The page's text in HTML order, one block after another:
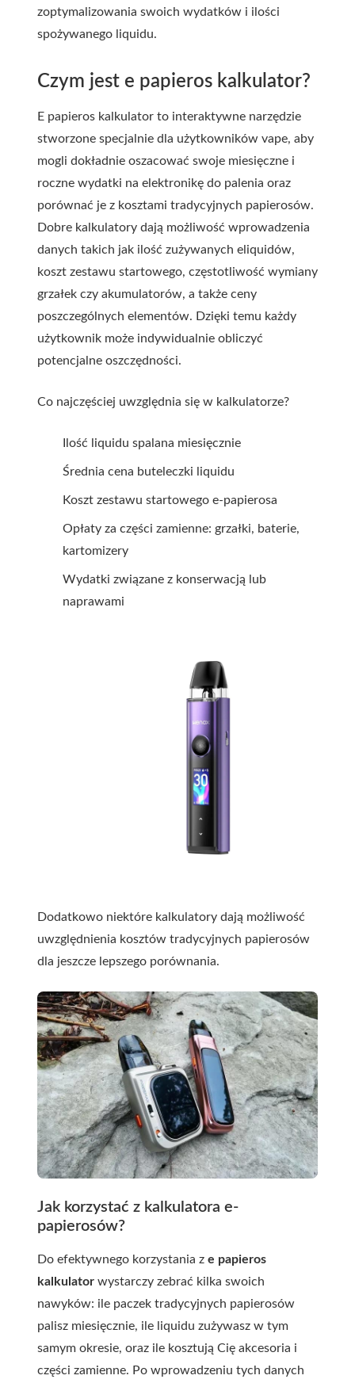
zoptymalizowania swoich wydatków i ilości
spożywanego liquidu.
Czym jest e papieros kalkulator?
E papieros kalkulator to interaktywne narzędzie
stworzone specjalnie dla użytkowników vape, aby
mogli dokładnie oszacować swoje miesięczne i
roczne wydatki na elektronikę do palenia oraz
porównać je z kosztami tradycyjnych papierosów.
Dobre kalkulatory dają możliwość wprowadzenia
danych takich jak ilość zużywanych eliquidów,
koszt zestawu startowego, częstotliwość wymiany
grzałek czy akumulatorów, a także ceny
poszczególnych elementów. Dzięki temu każdy
użytkownik może indywidualnie obliczyć
potencjalne oszczędności.
Co najczęściej uwzględnia się w kalkulatorze?
Ilość liquidu spalana miesięcznie
Średnia cena buteleczki liquidu
Koszt zestawu startowego e-papierosa
Opłaty za części zamienne: grzałki, baterie,
kartomizery
Wydatki związane z konserwacją lub
naprawami
Dodatkowo niektóre kalkulatory dają możliwość
uwzględnienia kosztów tradycyjnych papierosów
dla jeszcze lepszego porównania.
Jak korzystać z kalkulatora e-
papierosów?
Do efektywnego korzystania z e papieros
kalkulator wystarczy zebrać kilka swoich
nawyków: ile paczek tradycyjnych papierosów
palisz miesięcznie, ile liquidu zużywasz w tym
samym okresie, oraz ile kosztują Cię akcesoria i
części zamienne. Po wprowadzeniu tych danych